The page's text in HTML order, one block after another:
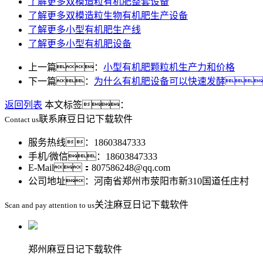
了解更多双模造粒生物有机肥生产设备
了解更多小型有机肥生产线
了解更多小型有机肥设备
上一篇： 小型有机肥颗粒机生产力和价格
下一篇： 为什么有机肥设备可以快速发酵
返回列表 本文标签：
Contact us联系麻豆日记下载软件
服务热线：18603847333
手机/微信：18603847333
E-Mail：807586248@qq.com
公司地址：河南省郑州市荥阳市新310国道任庄村
Scan and pay attention to us关注麻豆日记下载软件
郑州麻豆日记下载软件